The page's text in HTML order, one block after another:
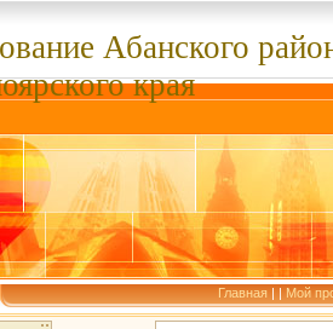
Абанского
края
Главная | | Мой